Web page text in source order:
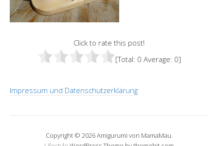
Click to rate this post!
[Total: 0 Average: 0]
Impressum und Datenschutzerklärung
Copyright © 2026 Amigurumi von MamaMau.